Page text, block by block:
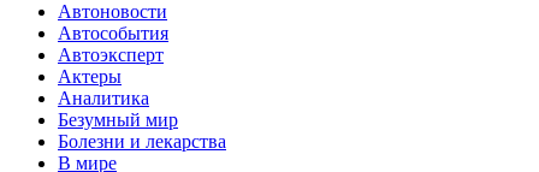
Автоновости
Автособытия
Автоэксперт
Актеры
Аналитика
Безумный мир
Болезни и лекарства
В мире